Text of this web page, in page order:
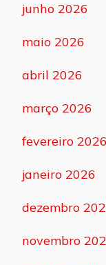
junho 2026
maio 2026
abril 2026
março 2026
fevereiro 2026
janeiro 2026
dezembro
novembro